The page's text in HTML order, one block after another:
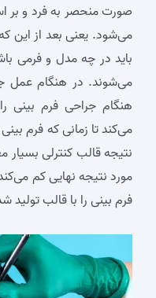
صورت منحصر به‌ فرد و بر
می‌شود. یعنی بعد از این
باید در چه مدل و فرمی
می‌شوند. در هنگام عمل
هنگام جراحی فرم بینی
می‌کند تا زمانی که فرم
نتیجه قالب کنترلی
مورد نتیجه نهایی کم
فرم بینی را با قالب